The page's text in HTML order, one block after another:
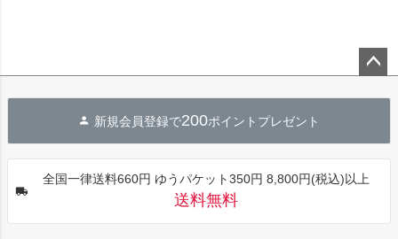
へ
新規会員登録で200ポイントプレゼント
全国一律送料660円 ゆうパケット350円 8,800円(税込)以上
送料無料